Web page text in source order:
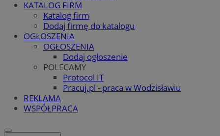
KATALOG FIRM
Katalog firm
Dodaj firmę do katalogu
OGŁOSZENIA
OGŁOSZENIA
Dodaj ogłoszenie
POLECAMY
Protocol IT
Pracuj.pl - praca w Wodzisławiu
REKLAMA
WSPÓŁPRACA